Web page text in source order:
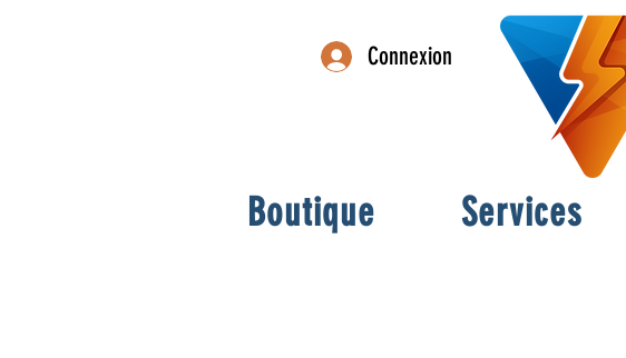
Connexion
Boutique Services